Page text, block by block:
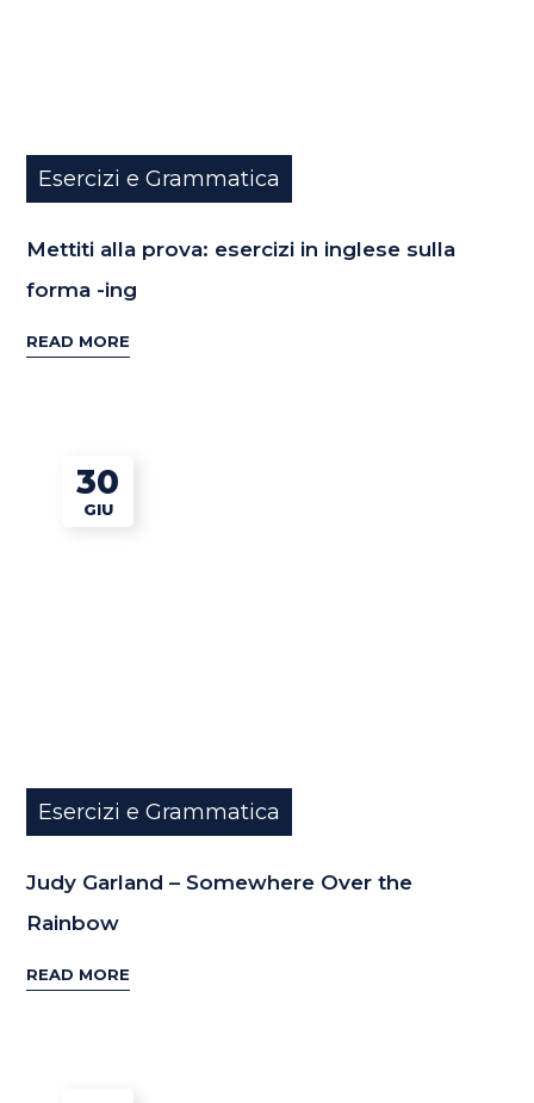
Esercizi e Grammatica
Mettiti alla prova: esercizi in inglese sulla
forma -ing
READ MORE
30
GIU
Esercizi e Grammatica
Judy Garland – Somewhere Over the
Rainbow
READ MORE